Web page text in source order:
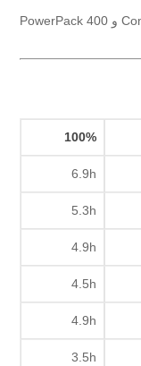
100%
6.9h
5.3h
4.9h
4.5h
4.9h
3.5h